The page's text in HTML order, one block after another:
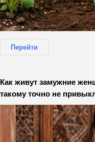
Перейти
Как живут замужние
такому точно не